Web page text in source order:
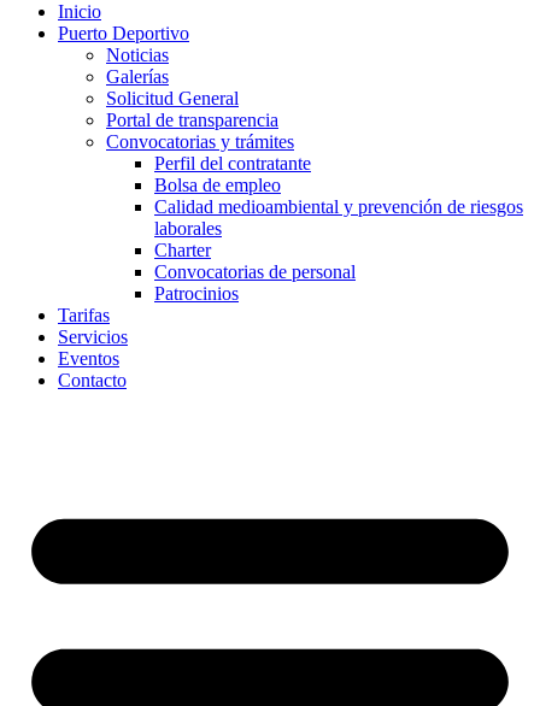
Inicio
Puerto Deportivo
Noticias
Galerías
Solicitud General
Portal de transparencia
Convocatorias y trámites
Perfil del contratante
Bolsa de empleo
Calidad medioambiental y prevención de riesgos
laborales
Charter
Convocatorias de personal
Patrocinios
Tarifas
Servicios
Eventos
Contacto